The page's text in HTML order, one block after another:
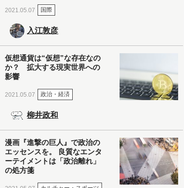
2021.05.07 国際
入江敦彦
仮想通貨は“仮想”な存在なの
か？ 拡大する現実世界への
影響
2021.05.07 政治・経済
柳井政和
漫画『進撃の巨人』で政治の
エッセンスを。 良質なエンタ
ーテイメントは「政治離れ」
の処方箋